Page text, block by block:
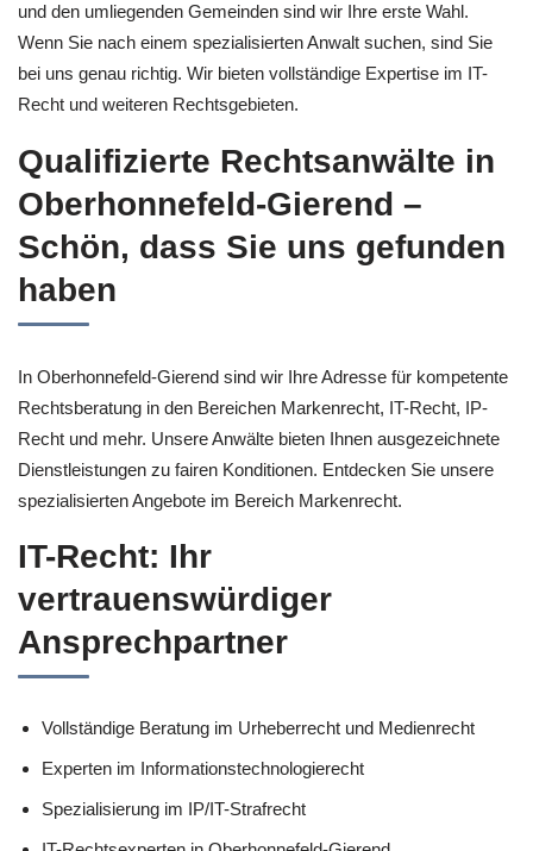
und den umliegenden Gemeinden sind wir Ihre erste Wahl.
Wenn Sie nach einem spezialisierten Anwalt suchen, sind Sie
bei uns genau richtig. Wir bieten vollständige Expertise im IT-
Recht und weiteren Rechtsgebieten.
Qualifizierte Rechtsanwälte in
Oberhonnefeld-Gierend –
Schön, dass Sie uns gefunden
haben
In Oberhonnefeld-Gierend sind wir Ihre Adresse für kompetente
Rechtsberatung in den Bereichen Markenrecht, IT-Recht, IP-
Recht und mehr. Unsere Anwälte bieten Ihnen ausgezeichnete
Dienstleistungen zu fairen Konditionen. Entdecken Sie unsere
spezialisierten Angebote im Bereich Markenrecht.
IT-Recht: Ihr
vertrauenswürdiger
Ansprechpartner
Vollständige Beratung im Urheberrecht und Medienrecht
Experten im Informationstechnologierecht
Spezialisierung im IP/IT-Strafrecht